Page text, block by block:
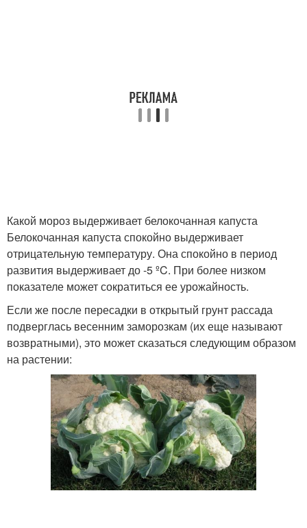
Какой мороз выдерживает белокочанная капуста
Белокочанная капуста спокойно выдерживает
отрицательную температуру. Она спокойно в период
развития выдерживает до -5 ºC. При более низком
показателе может сократиться ее урожайность.
Если же после пересадки в открытый грунт рассада
подверглась весенним заморозкам (их еще называют
возвратными), это может сказаться следующим образом
на растении: